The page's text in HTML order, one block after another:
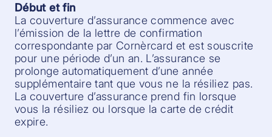
Début et fin
La couverture d’assurance commence avec
l’émission de la lettre de confirmation
correspondante par Cornèrcard et est souscrite
pour une période d’un an. L’assurance se
prolonge automatiquement d’une année
supplémentaire tant que vous ne la résiliez pas.
La couverture d’assurance prend fin lorsque
vous la résiliez ou lorsque la carte de crédit
expire.